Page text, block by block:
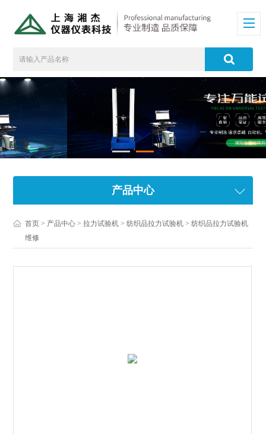
产品中心
首页 > 产品中心 >拉力试验机 >纺织品拉力试验机 > 纺织品拉力试验机
维修